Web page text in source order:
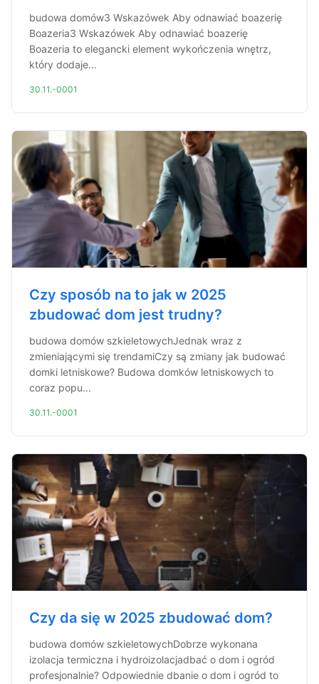
budowa domów3 Wskazówek Aby odnawiać boazerię
Boazeria3 Wskazówek Aby odnawiać boazerię
Boazeria to elegancki element wykończenia wnętrz,
który dodaje...
30.11.-0001
Czy sposób na to jak w 2025
zbudować dom jest trudny?
budowa domów szkieletowychJednak wraz z
zmieniającymi się trendamiCzy są zmiany jak budować
domki letniskowe? Budowa domków letniskowych to
coraz popu...
30.11.-0001
Czy da się w 2025 zbudować dom?
budowa domów szkieletowychDobrze wykonana
izolacja termiczna i hydroizolacjadbać o dom i ogród
profesjonalnie? Odpowiednie dbanie o dom i ogród to